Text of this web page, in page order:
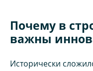
Почему в
важны
Исторически